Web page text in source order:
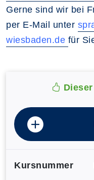
Gerne sind wir bei
per E-Mail unter
wiesbaden.de für
Kursnummer